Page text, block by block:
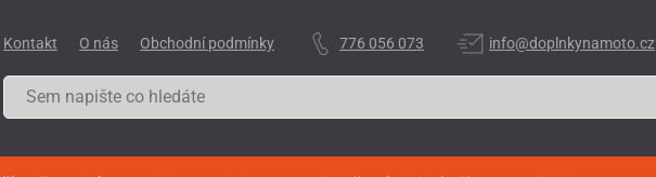
Kontakt O nás Obchodní podmínky 776 056 073 info@doplnkynamoto.cz